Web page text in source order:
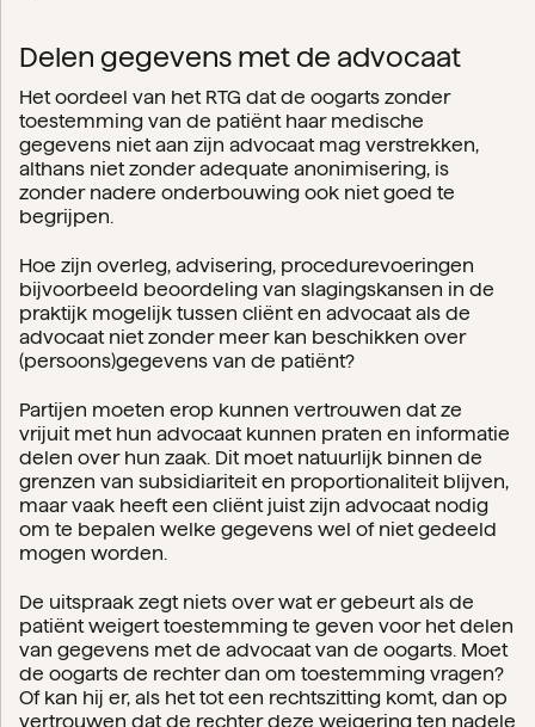
Delen gegevens met de advocaat
Het oordeel van het RTG dat de oogarts zonder
toestemming van de patiënt haar medische
gegevens niet aan zijn advocaat mag verstrekken,
althans niet zonder adequate anonimisering, is
zonder nadere onderbouwing ook niet goed te
begrijpen.
Hoe zijn overleg, advisering, procedurevoeringen
bijvoorbeeld beoordeling van slagingskansen in de
praktijk mogelijk tussen cliënt en advocaat als de
advocaat niet zonder meer kan beschikken over
(persoons)gegevens van de patiënt?
Partijen moeten erop kunnen vertrouwen dat ze
vrijuit met hun advocaat kunnen praten en informatie
delen over hun zaak. Dit moet natuurlijk binnen de
grenzen van subsidiariteit en proportionaliteit blijven,
maar vaak heeft een cliënt juist zijn advocaat nodig
om te bepalen welke gegevens wel of niet gedeeld
mogen worden.
De uitspraak zegt niets over wat er gebeurt als de
patiënt weigert toestemming te geven voor het delen
van gegevens met de advocaat van de oogarts. Moet
de oogarts de rechter dan om toestemming vragen?
Of kan hij er, als het tot een rechtszitting komt, dan op
vertrouwen dat de rechter deze weigering ten nadele